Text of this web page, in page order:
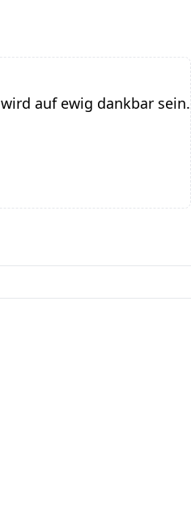
wird auf ewig dankbar sein.